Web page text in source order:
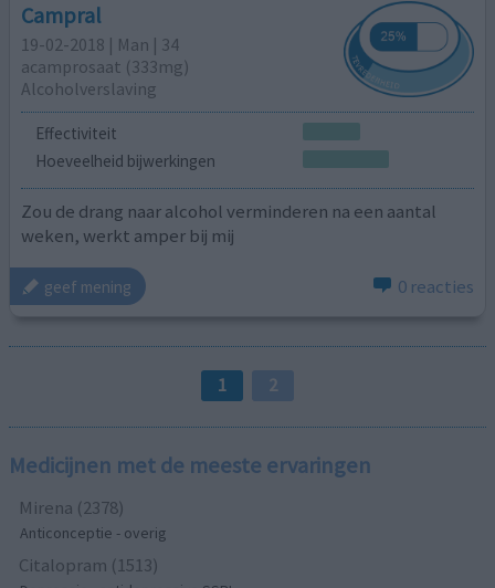
Campral
19-02-2018 | Man | 34
acamprosaat (333mg)
Alcoholverslaving
Effectiviteit
Hoeveelheid bijwerkingen
Zou de drang naar alcohol verminderen na een aantal
weken, werkt amper bij mij
geef mening 0 reacties
1 2
Medicijnen met de meeste ervaringen
Mirena (2378)
Anticonceptie - overig
Citalopram (1513)